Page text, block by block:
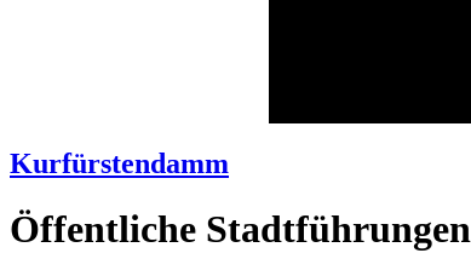
Kurfürstendamm
Öffentliche Stadtführungen